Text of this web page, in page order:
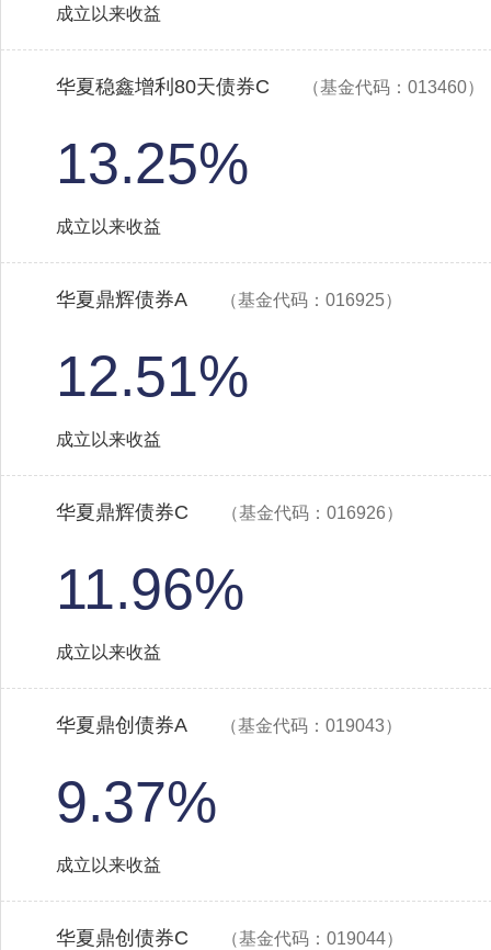
成立以来收益
华夏稳鑫增利80天债券C （基金代码：013460）
13.25%
成立以来收益
华夏鼎辉债券A （基金代码：016925）
12.51%
成立以来收益
华夏鼎辉债券C （基金代码：016926）
11.96%
成立以来收益
华夏鼎创债券A （基金代码：019043）
9.37%
成立以来收益
华夏鼎创债券C （基金代码：019044）